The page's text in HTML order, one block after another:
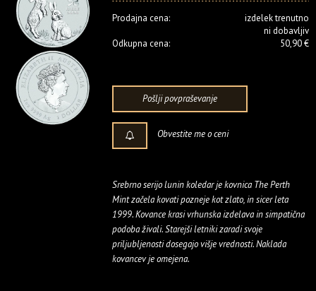
Prodajna cena:
izdelek trenutno
ni dobavljiv
Odkupna cena:
50,90 €
Pošlji povpraševanje
Obvestite me o ceni
Srebrno serijo lunin koledar je kovnica The Perth
Mint začela kovati pozneje kot zlato, in sicer leta
1999. Kovance krasi vrhunska izdelava in simpatična
podoba živali. Starejši letniki zaradi svoje
priljubljenosti dosegajo višje vrednosti. Naklada
kovancev je omejena.